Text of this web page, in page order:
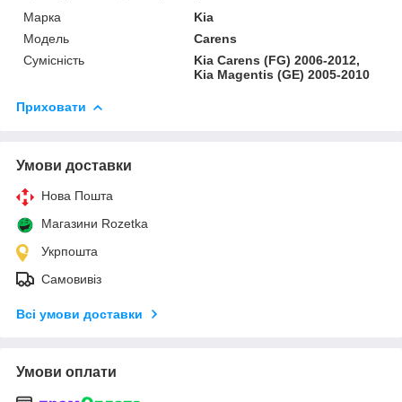
Марка
Kia
Модель
Carens
Сумісність
Kia Carens (FG) 2006-2012,
Kia Magentis (GE) 2005-2010
Приховати
Умови доставки
Нова Пошта
Магазини Rozetka
Укрпошта
Самовивіз
Всі умови доставки
Умови оплати